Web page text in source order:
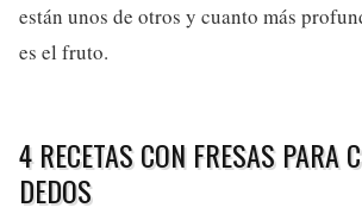
están unos de otros y cuanto más
es el fruto.
4 RECETAS CON FRESAS PARA
DEDOS